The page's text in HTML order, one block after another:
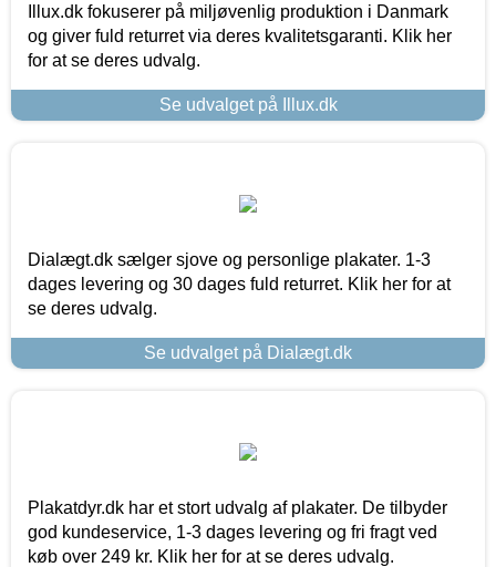
Illux.dk fokuserer på miljøvenlig produktion i Danmark
og giver fuld returret via deres kvalitetsgaranti. Klik her
for at se deres udvalg.
Se udvalget på Illux.dk
Dialægt.dk sælger sjove og personlige plakater. 1-3
dages levering og 30 dages fuld returret. Klik her for at
se deres udvalg.
Se udvalget på Dialægt.dk
Plakatdyr.dk har et stort udvalg af plakater. De tilbyder
god kundeservice, 1-3 dages levering og fri fragt ved
køb over 249 kr. Klik her for at se deres udvalg.